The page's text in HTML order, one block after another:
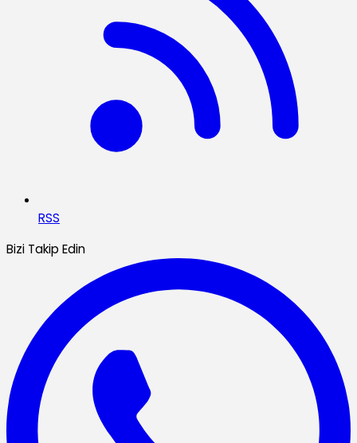
RSS
Bizi Takip Edin